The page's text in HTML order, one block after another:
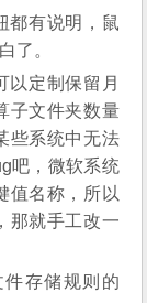
都有说明，鼠
了。
以定制保留月
子文件夹数量
些系统中无法
吧，微软系统
值名称，所以
那就手工改一
存储规则的